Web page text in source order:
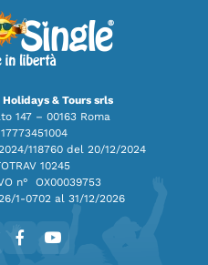
& Tours srls
147 – 00163 Roma
118760 del 20/12/2024
10245
n° OX00039753
1-0702 al 31/12/2026